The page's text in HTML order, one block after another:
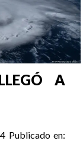
A
Publicado en: